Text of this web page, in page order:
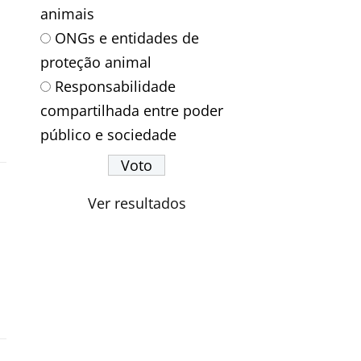
animais
ONGs e entidades de
proteção animal
Responsabilidade
compartilhada entre poder
público e sociedade
Ver resultados